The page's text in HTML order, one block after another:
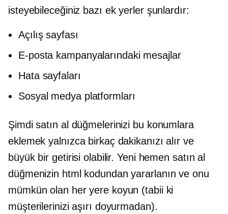
isteyebileceğiniz bazı ek yerler şunlardır:
Açılış sayfası
E-posta kampanyalarındaki mesajlar
Hata sayfaları
Sosyal medya platformları
Şimdi satın al düğmelerinizi bu konumlara
eklemek yalnızca birkaç dakikanızı alır ve
büyük bir getirisi olabilir. Yeni hemen satın al
düğmenizin html kodundan yararlanın ve onu
mümkün olan her yere koyun (tabii ki
müşterilerinizi aşırı doyurmadan).